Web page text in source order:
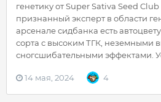
генетику от Super Sativa Seed Club
признанный эксперт в области
арсенале сидбанка есть
сорта с высоким ТГК, неземными
сногсшибательными эффектами.
14 мая, 2024 4